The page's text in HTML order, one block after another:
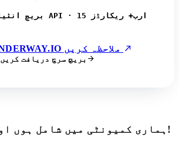
بریچ انٹیلیجنس API · 15 ارب+ ریکارڈز
بریچ سرچ دریافت کریں
ہماری کمیونٹی میں شامل ہوں اور اپ ڈیٹ رہیں!